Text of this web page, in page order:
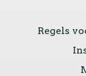
Regels